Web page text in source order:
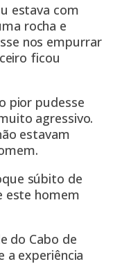
estava com
rocha e
nos empurrar
ficou
pior pudesse
agressivo.
estavam
súbito de
este homem
do Cabo de
a experiência